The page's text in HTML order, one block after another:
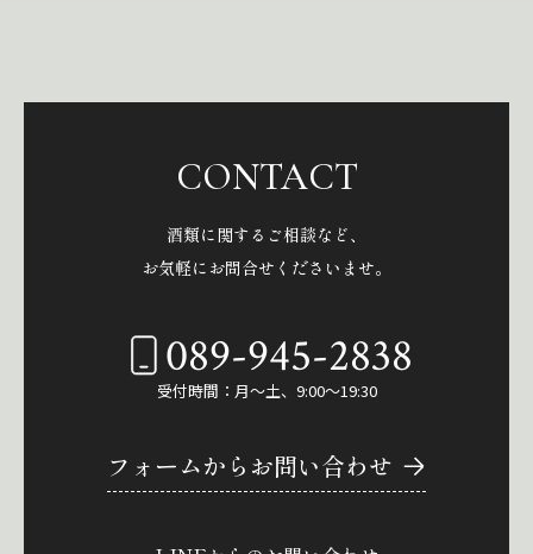
CONTACT
酒類に関するご相談など、
お気軽にお問合せくださいませ。
089-945-2838
受付時間：月～土、9:00～19:30
フォームからお問い合わせ